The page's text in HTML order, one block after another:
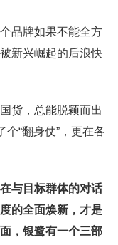
品牌如果不能全方
新兴崛起的后浪快
货，总能脱颖而出
个“翻身仗”，更在各
与目标群体的对话
的全面焕新，才是
，银鹭有一个三部